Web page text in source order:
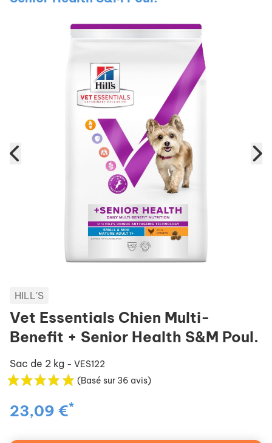
HILL'S
Vet Essentials Chien Multi-
Benefit + Senior Health S&M Poul.
Sac de 2 kg - VES122
(Basé sur 36 avis)
23,09 €*